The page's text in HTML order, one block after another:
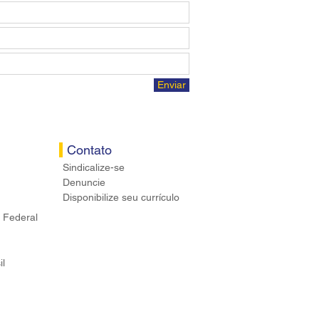
Enviar
Federal
Contato
Sindicalize-se
Denuncie
Disponibilize seu currículo